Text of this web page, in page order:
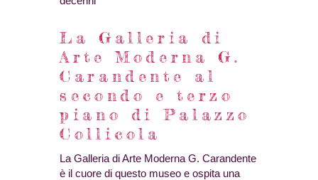
La Galleria di
Arte Moderna G.
Carandente al
secondo e terzo
piano di Palazzo
Collicola
La Galleria di Arte Moderna G. Carandente
è il cuore di questo museo e ospita una